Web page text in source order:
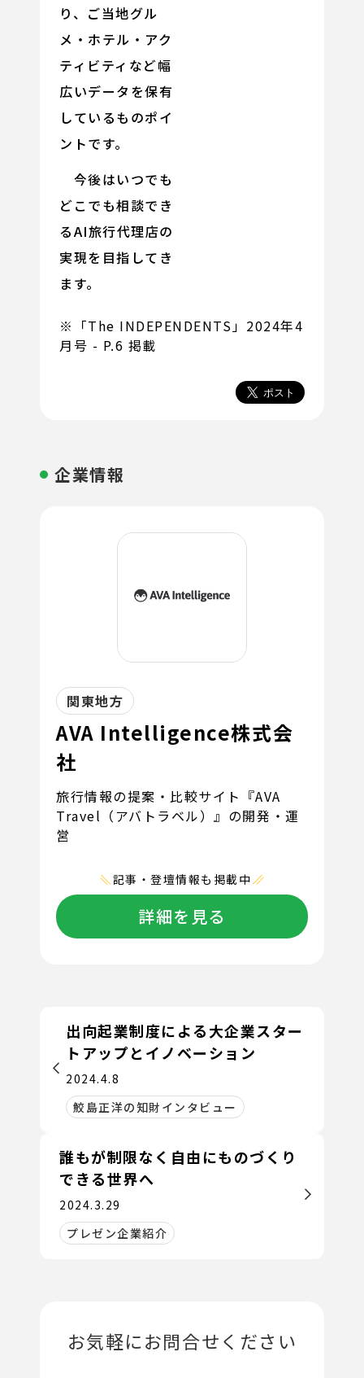
り、ご当地グル
メ・ホテル・アク
ティビティなど幅
広いデータを保有
しているものポイ
ントです。
今後はいつでも
どこでも相談でき
るAI旅行代理店の
実現を目指してき
ます。
※「The INDEPENDENTS」2024年4
月号 - P.6 掲載
企業情報
関東地方
AVA Intelligence株式会
社
旅行情報の提案・比較サイト『AVA
Travel（アバトラベル）』の開発・運
営
記事・登壇情報も掲載中
詳細を見る
出向起業制度による大企業スター
トアップとイノベーション
2024.4.8
鮫島正洋の知財インタビュー
誰もが制限なく自由にものづくり
できる世界へ
2024.3.29
プレゼン企業紹介
お気軽にお問合せください